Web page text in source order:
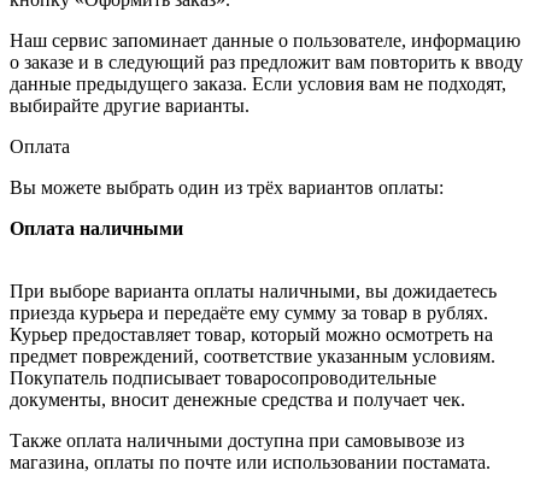
Наш сервис запоминает данные о пользователе, информацию
о заказе и в следующий раз предложит вам повторить к вводу
данные предыдущего заказа. Если условия вам не подходят,
выбирайте другие варианты.
Оплата
Вы можете выбрать один из трёх вариантов оплаты:
Оплата наличными
При выборе варианта оплаты наличными, вы дожидаетесь
приезда курьера и передаёте ему сумму за товар в рублях.
Курьер предоставляет товар, который можно осмотреть на
предмет повреждений, соответствие указанным условиям.
Покупатель подписывает товаросопроводительные
документы, вносит денежные средства и получает чек.
Также оплата наличными доступна при самовывозе из
магазина, оплаты по почте или использовании постамата.